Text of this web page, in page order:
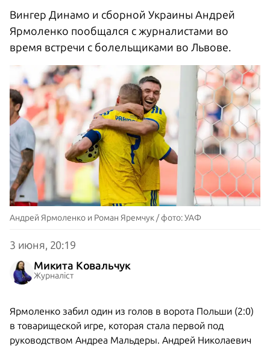
Вингер Динамо и сборной Украины Андрей
Ярмоленко пообщался с журналистами во
время встречи с болельщиками во Львове.
Андрей Ярмоленко и Роман Яремчук / фото: УАФ
3 июня, 20:19
Микита Ковальчук
Журналіст
Ярмоленко забил один из голов в ворота Польши (2:0)
в товарищеской игре, которая стала первой под
руководством Андреа Мальдеры. Андрей Николаевич